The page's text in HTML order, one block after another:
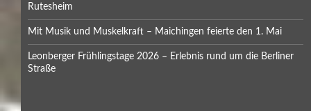
Rutesheim
Mit Musik und Muskelkraft – Maichingen feierte den 1. Mai
Leonberger Frühlingstage 2026 – Erlebnis rund um die Berliner
Straße